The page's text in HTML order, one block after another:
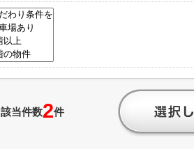
該当件数2件